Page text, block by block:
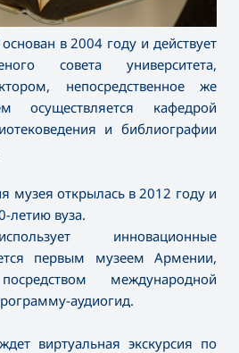
основан в 2004 году и действует
совета университета,
непосредственное же
осуществляется кафедрой
и библиографии
музея открылась в 2012 году и
летию вуза.
инновационные
первым музеем Армении,
международной
аудиогид.
виртуальная экскурсия по